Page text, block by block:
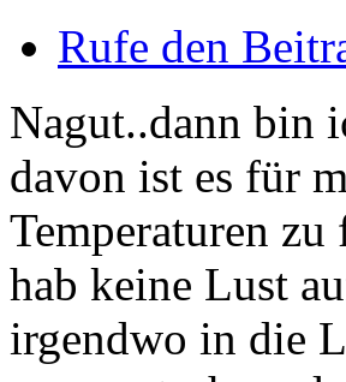
Rufe den
Nagut..dann bin
davon ist es für
Temperaturen
hab keine Lust
irgendwo in die